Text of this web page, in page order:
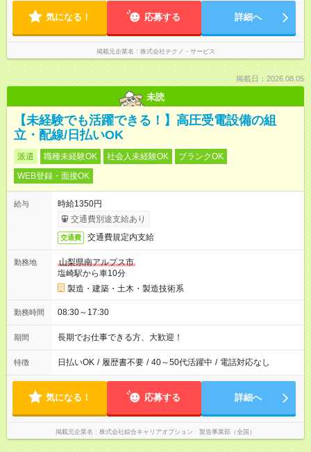
気になる！ 応募する 詳細へ
掲載元企業名 株式会社テクノ・サービス
掲載日：2026.08.05
未読
【未経験でも活躍できる！】高圧受電設備の組
立・配線/日払いOK
派遣 職種未経験OK 社会人未経験OK
ブランクOK
WEB登録・面接OK
給与
時給1350円
交通費別途支給あり
交通費 交通費規定内支給
勤務地
山梨県南アルプス市
塩崎駅から車10分
製造・建築・土木・製造技術系
勤務時間 08:30～17:30
期間 長期でお仕事できる方、大歓迎！
特徴 日払いOK / 履歴書不要 / 40～50代活躍中 / 電話対応なし
気になる！ 応募する 詳細へ
掲載元企業名 株式会社綜合キャリアオプション 製造事業部（全国）